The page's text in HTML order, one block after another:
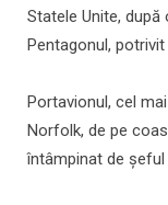
Statele Unite,
Pentagonul, potrivit
Portavionul, cel
Norfolk, de pe
întâmpinat de șeful